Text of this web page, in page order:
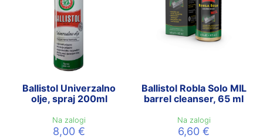
Ballistol Univerzalno
olje, spraj 200ml
Na zalogi
8,00€
Ballistol Robla Solo MIL
barrel cleanser, 65 ml
Na zalogi
6,60€